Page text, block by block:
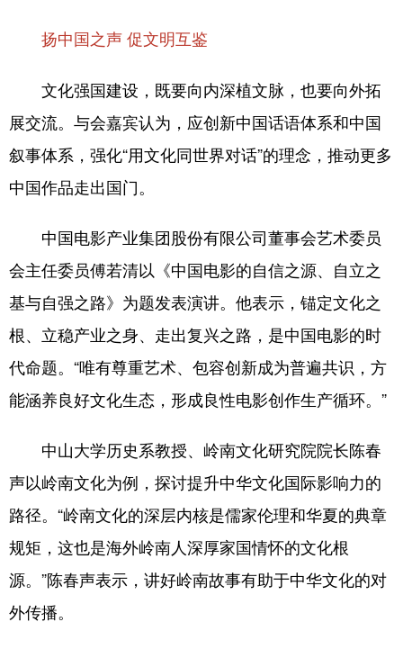
扬中国之声 促文明互鉴
文化强国建设，既要向内深植文脉，也要向外拓
展交流。与会嘉宾认为，应创新中国话语体系和中国
叙事体系，强化“用文化同世界对话”的理念，推动更多
中国作品走出国门。
中国电影产业集团股份有限公司董事会艺术委员
会主任委员傅若清以《中国电影的自信之源、自立之
基与自强之路》为题发表演讲。他表示，锚定文化之
根、立稳产业之身、走出复兴之路，是中国电影的时
代命题。“唯有尊重艺术、包容创新成为普遍共识，方
能涵养良好文化生态，形成良性电影创作生产循环。”
中山大学历史系教授、岭南文化研究院院长陈春
声以岭南文化为例，探讨提升中华文化国际影响力的
路径。“岭南文化的深层内核是儒家伦理和华夏的典章
规矩，这也是海外岭南人深厚家国情怀的文化根
源。”陈春声表示，讲好岭南故事有助于中华文化的对
外传播。